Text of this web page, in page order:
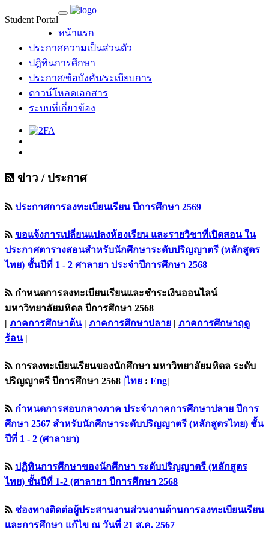
Student Portal
หน้าแรก
ประกาศความเป็นส่วนตัว
ปฎิทินการศึกษา
ประกาศ/ข้อบังคับ/ระเบียบการ
ดาวน์โหลดเอกสาร
ระบบที่เกี่ยวข้อง
ข่าว / ประกาศ
ประกาศการลงทะเบียนเรียน ปีการศึกษา 2569
ขอแจ้งการเปลี่ยนแปลงห้องเรียน และรายวิชาที่เปิดสอน ใน
ประกาศตารางสอนสำหรับนักศึกษาระดับปริญญาตรี (หลักสูตร
ไทย) ชั้นปีที่ 1 - 2 ศาลายา ประจำปีการศึกษา 2568
กำหนดการลงทะเบียนเรียนและชำระเงินออนไลน์
มหาวิทยาลัยมหิดล ปีการศึกษา 2568
| ภาคการศึกษาต้น| ภาคการศึกษาปลาย | ภาคการศึกษาฤดู
ร้อน|
การลงทะเบียนเรียนของนักศึกษา มหาวิทยาลัยมหิดล ระดับ
ปริญญาตรี ปีการศึกษา 2568 |ไทย : Eng|
กำหนดการสอบกลางภาค ประจำภาคการศึกษาปลาย ปีการ
ศึกษา 2567 สำหรับนักศึกษาระดับปริญญาตรี (หลักสูตรไทย) ชั้น
ปีที่ 1 - 2 (ศาลายา)
ปฏิทินการศึกษาของนักศึกษา ระดับปริญญาตรี (หลักสูตร
ไทย) ชั้นปีที่ 1-2 (ศาลายา ปีการศึกษา 2568
ช่องทางติดต่อผู้ประสานงานส่วนงานด้านการลงทะเบียนเรียน
เเละการศึกษา แก้ไข ณ วันที่ 21 ส.ค. 2567